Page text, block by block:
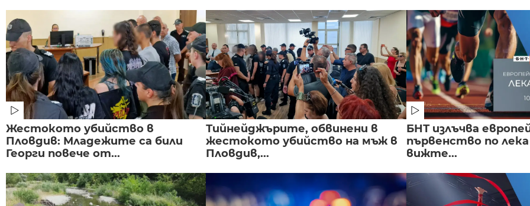
Жестокото убийство в
Пловдив: Младежите са били
Георги повече от...
Тийнейджърите, обвинени в
жестокото убийство на мъж в
Пловдив,...
БНТ излъчва
първенство по
вижте...